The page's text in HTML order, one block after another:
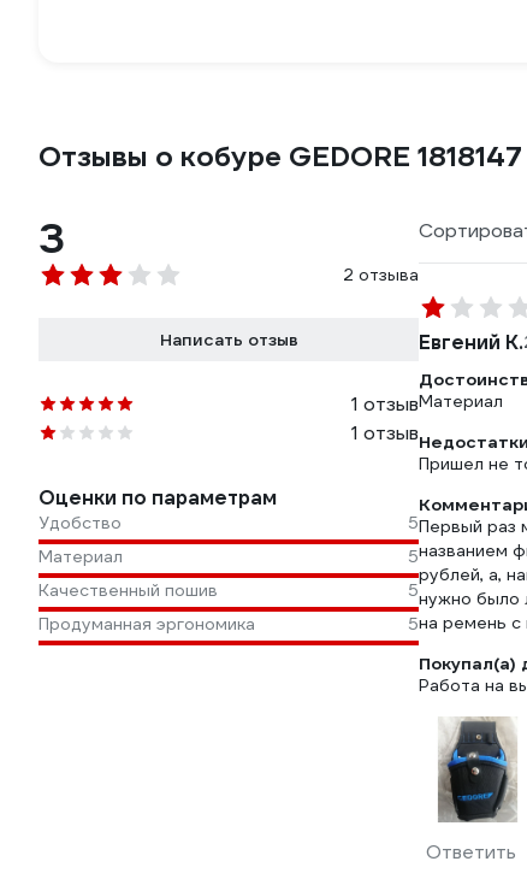
Отзывы о кобуре GEDORE 1818147
3
2 отзыва
Написать отзыв
1 отзыв
1 отзыв
Оценки по параметрам
Удобство
5
Материал
5
Качественный пошив
5
Продуманная эргономика
5
Евгений К.
Материал
Пришел не
Первый раз
названием
рублей, а,
нужно было
на ремень
Покупал(а)
Работа на
Ответить